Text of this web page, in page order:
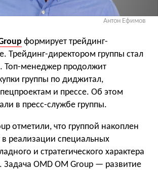
Антон Ефимов
формирует трейдинг-
Трейдинг-директором группы стал
Топ-менеджер продолжит
группы по диджитал,
и прессе. Об этом
в пресс-службе группы.
отметили, что группой накоплен
реализации специальных
и стратегического характера
Задача OMD OM Group — развитие